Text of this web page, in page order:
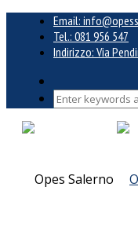
Email:
Tel.: 081 956 547
Indirizzo: Via